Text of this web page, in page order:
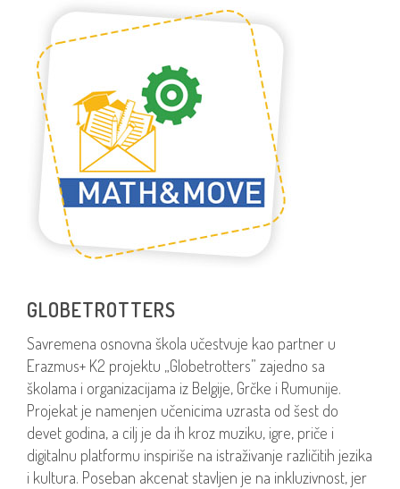
GLOBETROTTERS
Savremena osnovna škola učestvuje kao partner u
Erazmus+ K2 projektu „Globetrotters” zajedno sa
školama i organizacijama iz Belgije, Grčke i Rumunije.
Projekat je namenjen učenicima uzrasta od šest do
devet godina, a cilj je da ih kroz muziku, igre, priče i
digitalnu platformu inspiriše na istraživanje različitih jezika
i kultura. Poseban akcenat stavljen je na inkluzivnost, jer